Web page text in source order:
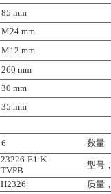
85 mm
M24 mm
M12 mm
260 mm
30 mm
35 mm
6
数量
23226-E1-K-
TVPB
型号
H2326
质量